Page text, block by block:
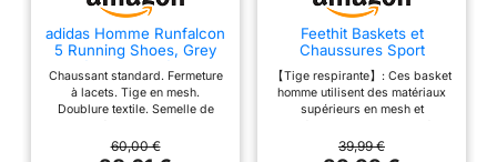
adidas Homme Runfalcon
5 Running Shoes, Grey
White, 39 1/3 EU
Chaussant standard. Fermeture
à lacets. Tige en mesh.
Doublure textile. Semelle de
intermédiaire Cloudfoam. Poids
60,00 €
Feethit Baskets et
Chaussures Sport
Homme Basquettes
Tennis Course Noir 44
【Tige respirante】: Ces basket
homme utilisent des matériaux
supérieurs en mesh et
confortable, respirant et léger
39,99 €